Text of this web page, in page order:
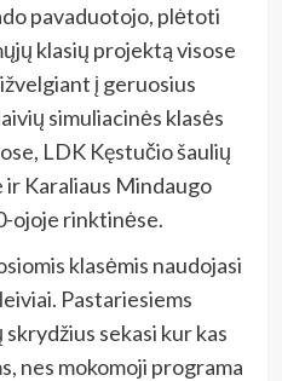
pavaduotojo, plėtoti
klasių projektą visose
į geruosius
simuliacinės klasės
LDK Kęstučio šaulių
ir Karaliaus Mindaugo
ojoje rinktinėse.
klasėmis naudojasi
Pastariesiems
sekasi kur kas
nes mokomoji programa